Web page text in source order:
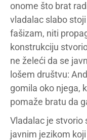
onome što brat
vladalac slabo
fašizam, niti
konstrukciju
ne želeći da se
lošem društvu:
gomila oko njega,
pomaže bratu da
Vladalac je stvorio
javnim jezikom